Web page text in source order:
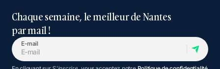
Chaque semaine, le meilleur de Nantes
par mail !
E-mail